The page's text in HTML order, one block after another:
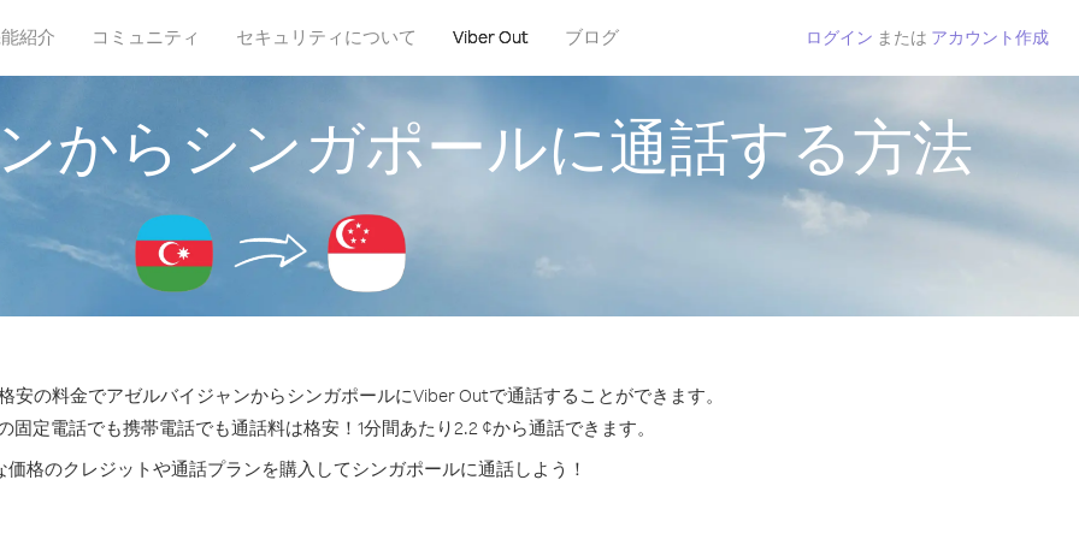
紹介 コミュニティ セキュリティについて Viber Out ブログ ログイン または アカウント作成
からシンガポールに通話する方法
安の料金でアゼルバイジャンからシンガポールにViber Outで通話することができます。
固定電話でも携帯電話でも通話料は格安！1分間あたり2.2 ¢から通話できます。
価格のクレジットや通話プランを購入してシンガポールに通話しよう！